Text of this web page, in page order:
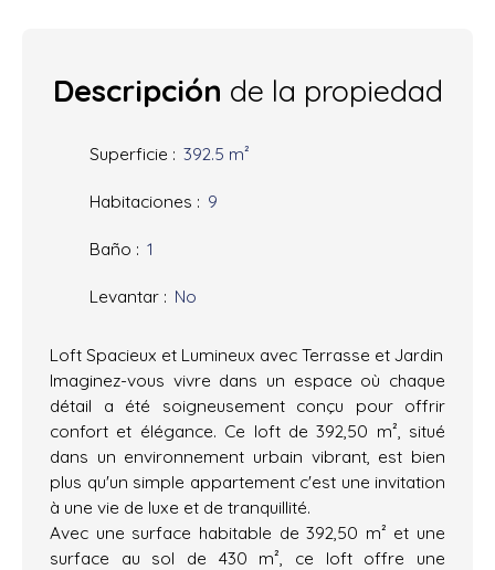
Descripción de la propiedad
Superficie : 392.5 m²
Habitaciones : 9
Baño : 1
Levantar : No
Loft Spacieux et Lumineux avec Terrasse et Jardin
Imaginez-vous vivre dans un espace où chaque
détail a été soigneusement conçu pour offrir
confort et élégance. Ce loft de 392,50 m², situé
dans un environnement urbain vibrant, est bien
plus qu'un simple appartement c'est une invitation
à une vie de luxe et de tranquillité.
Avec une surface habitable de 392,50 m² et une
surface au sol de 430 m², ce loft offre une